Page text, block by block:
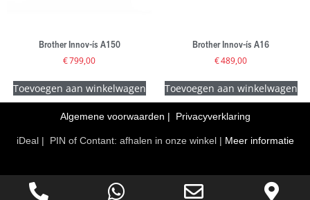
Brother Innov-ís A150
€799,00
Toevoegen aan winkelwagen
Brother Innov-ís A16
€489,00
Toevoegen aan winkelwagen
Algemene voorwaarden | Privacyverklaring
iDeal | PIN of Contant: afhalen in onze winkel | Meer informatie